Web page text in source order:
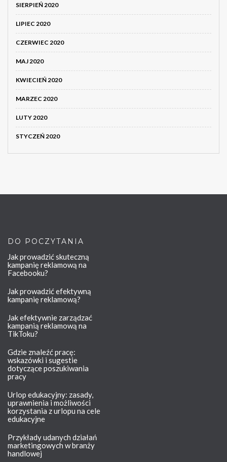
SIERPIEŃ 2020
LIPIEC 2020
CZERWIEC 2020
MAJ 2020
KWIECIEŃ 2020
MARZEC 2020
LUTY 2020
STYCZEŃ 2020
DO POCZYTANIA
Jak prowadzić skuteczną
kampanię reklamową na
Facebooku?
Jak prowadzić efektywną
kampanię reklamową?
Jak efektywnie zarządzać
kampanią reklamową na
TikToku?
Gdzie znaleźć pracę:
wskazówki i sugestie
dotyczące poszukiwania
pracy
Urlop edukacyjny: zasady,
uprawnienia i możliwości
korzystania z urlopu na cele
edukacyjne
Przykłady udanych działań
marketingowych w branży
handlowej